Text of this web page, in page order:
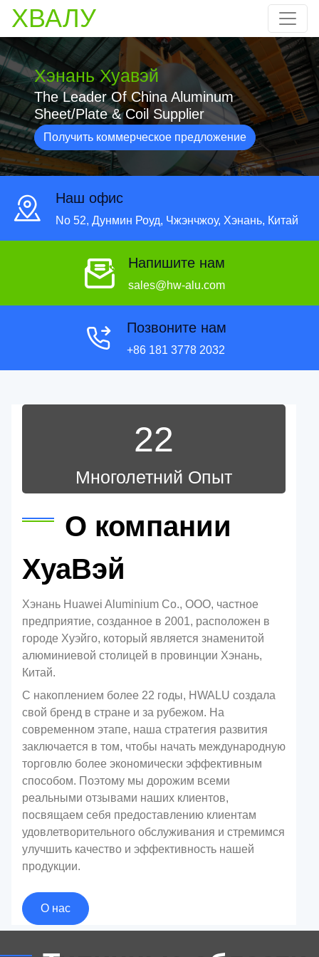
ХВАЛУ
Хэнань Хуавэй
The Leader Of China Aluminum
Sheet/Plate & Coil Supplier
Получить коммерческое предложение
Наш офис
No 52, Дунмин Роуд, Чжэнчжоу, Хэнань, Китай
Напишите нам
sales@hw-alu.com
Позвоните нам
+86 181 3778 2032
22
Многолетний Опыт
О компании
ХуаВэй
Хэнань Huawei Aluminium Co., ООО, частное
предприятие, созданное в 2001, расположен в
городе Хуэйго, который является знаменитой
алюминиевой столицей в провинции Хэнань,
Китай.
С накоплением более 22 годы, HWALU создала
свой бренд в стране и за рубежом. На
современном этапе, наша стратегия развития
заключается в том, чтобы начать международную
торговлю более экономически эффективным
способом. Поэтому мы дорожим всеми
реальными отзывами наших клиентов,
посвящаем себя предоставлению клиентам
удовлетворительного обслуживания и стремимся
улучшить качество и эффективность нашей
продукции.
О нас
Открытие свежести: Откройте для себя
универсальность 8011
Термосвариваемая алюминиевая
фольга для превосходной гибкой
упаковки